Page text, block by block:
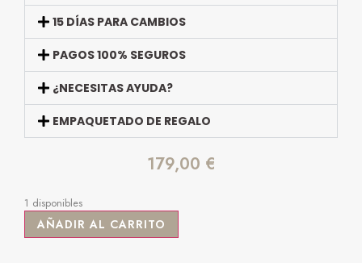
15 DÍAS PARA CAMBIOS
PAGOS 100% SEGUROS
¿NECESITAS AYUDA?
EMPAQUETADO DE REGALO
179,00 €
1 disponibles
AÑADIR AL CARRITO